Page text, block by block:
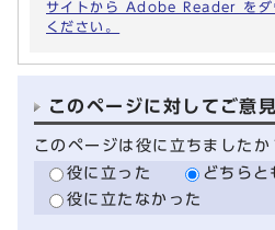
サイトから Adobe Reader をダ
ください。
このページに対してご意
このページは役に立ちましたか
役に立った
どちらと
役に立たなかった